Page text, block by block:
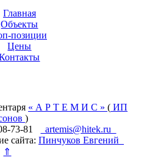
Главная
Объекты
позиции
Цены
« А Р Т Е М И С » ( ИП
)
73-81
artemis@hitek.ru
сайта: Пинчуков Евгений
⇑